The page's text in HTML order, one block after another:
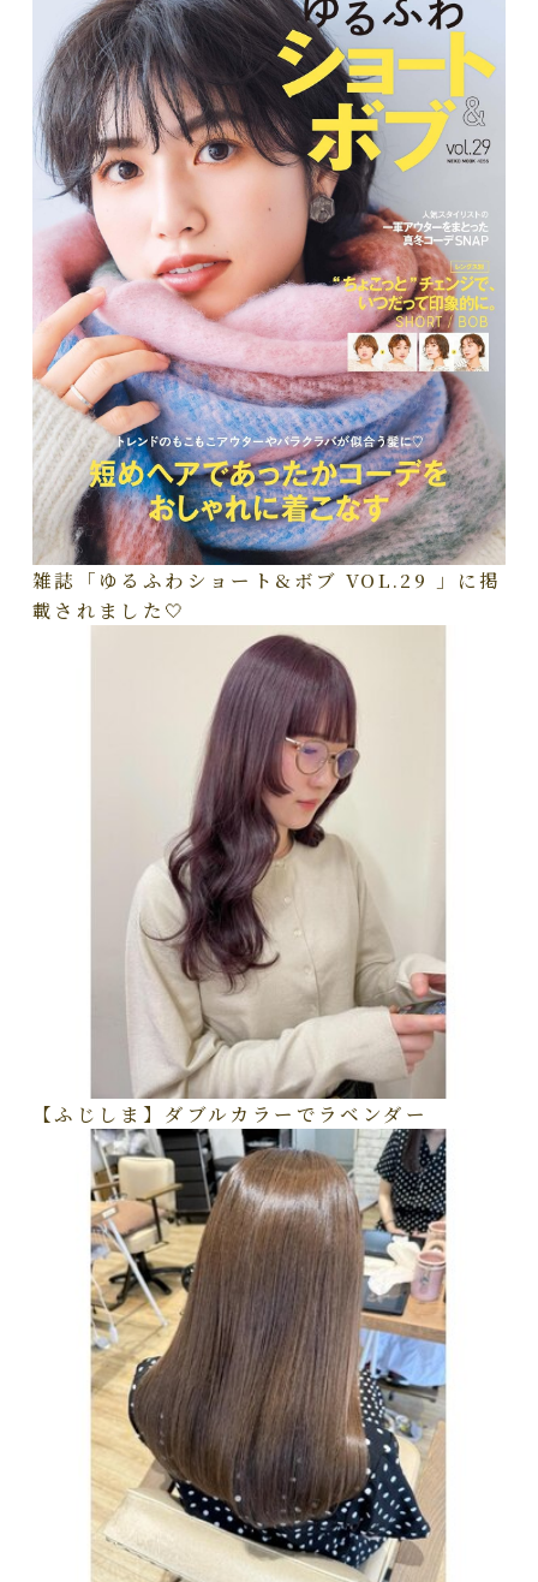
雑誌「ゆるふわショート&ボブ VOL.29 」に掲
載されました🤍
【ふじしま】ダブルカラーでラベンダー